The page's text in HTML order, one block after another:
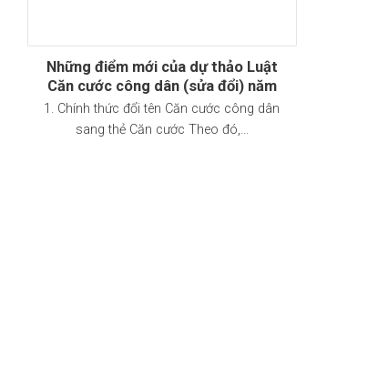
Những điểm mới của dự thảo Luật
Căn cước công dân (sửa đổi) năm
2024
1. Chính thức đổi tên Căn cước công dân
sang thẻ Căn cước Theo đó,...